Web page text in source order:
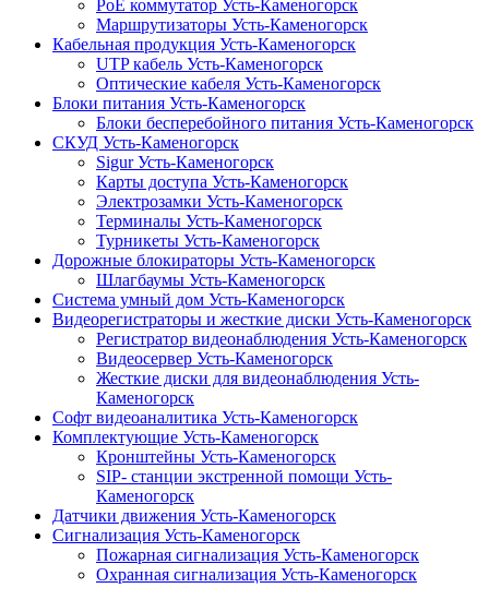
PoE коммутатор Усть-Каменогорск
Маршрутизаторы Усть-Каменогорск
Кабельная продукция Усть-Каменогорск
UTP кабель Усть-Каменогорск
Оптические кабеля Усть-Каменогорск
Блоки питания Усть-Каменогорск
Блоки бесперебойного питания Усть-Каменогорск
СКУД Усть-Каменогорск
Sigur Усть-Каменогорск
Карты доступа Усть-Каменогорск
Электрозамки Усть-Каменогорск
Терминалы Усть-Каменогорск
Турникеты Усть-Каменогорск
Дорожные блокираторы Усть-Каменогорск
Шлагбаумы Усть-Каменогорск
Система умный дом Усть-Каменогорск
Видеорегистраторы и жесткие диски Усть-Каменогорск
Регистратор видеонаблюдения Усть-Каменогорск
Видеосервер Усть-Каменогорск
Жесткие диски для видеонаблюдения Усть-
Каменогорск
Софт видеоаналитика Усть-Каменогорск
Комплектующие Усть-Каменогорск
Кронштейны Усть-Каменогорск
SIP- станции экстренной помощи Усть-
Каменогорск
Датчики движения Усть-Каменогорск
Сигнализация Усть-Каменогорск
Пожарная сигнализация Усть-Каменогорск
Охранная сигнализация Усть-Каменогорск